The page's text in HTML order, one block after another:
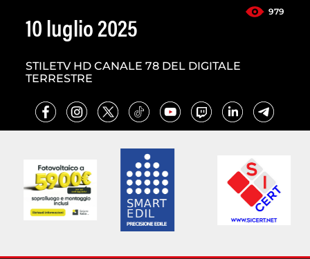
979
10 luglio 2025
STILETV HD CANALE 78 DEL DIGITALE
TERRESTRE